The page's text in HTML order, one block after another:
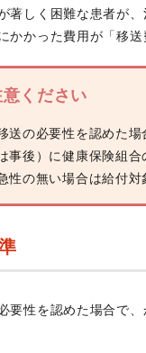
著しく困難な患者が
かかった費用が「移送
ください
送の必要性を認めた場
事後）に健康保険組合
性の無い場合は給付対
要性を認めた場合で